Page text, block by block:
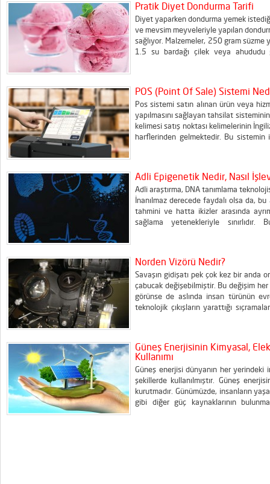
Pratik Diyet Dondurma Tarifi
Diyet yaparken dondurma yemek
ve mevsim meyveleriyle yapılan
sağlıyor. Malzemeler, 250 gram süzme
1.5 su bardağı çilek veya ahududu
POS (Point Of Sale) Sistemi
Pos sistemi satın alınan ürün veya
yapılmasını sağlayan tahsilat
kelimesi satış noktası kelimelerinin
harflerinden gelmektedir. Bu sistemin
Adli Epigenetik Nedir, Nasıl
Adli araştırma, DNA tanımlama
İnanılmaz derecede faydalı olsa da,
tahmini ve hatta ikizler arasında
sağlama yetenekleriyle
Norden Vizörü Nedir?
Savaşın gidişatı pek çok kez bir anda
çabucak değişebilmiştir. Bu değişim
görünse de aslında insan türünün
teknolojik çıkışların yarattığı
Güneş Enerjisinin Kimyasal,
Kullanımı
Güneş enerjisi dünyanın her yerindeki
şekillerde kullanılmıştır. Güneş
kurutmadır. Günümüzde, insanların
gibi diğer güç kaynaklarının